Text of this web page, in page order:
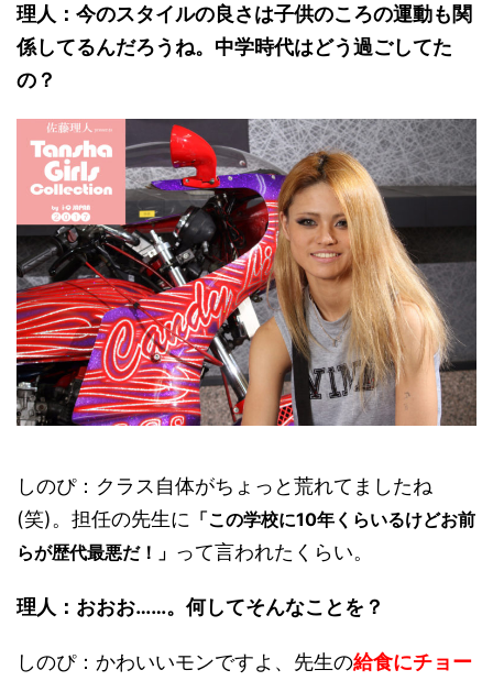
理人：今のスタイルの良さは子供のころの運動も関
係してるんだろうね。中学時代はどう過ごしてた
の？
しのぴ：クラス自体がちょっと荒れてましたね
(笑)。担任の先生に 「この学校に10年くらいるけどお前
らが歴代最悪だ！」 って言われたくらい。
理人：おおお……。何してそんなことを？
しのぴ：かわいいモンですよ、先生の給食にチョー